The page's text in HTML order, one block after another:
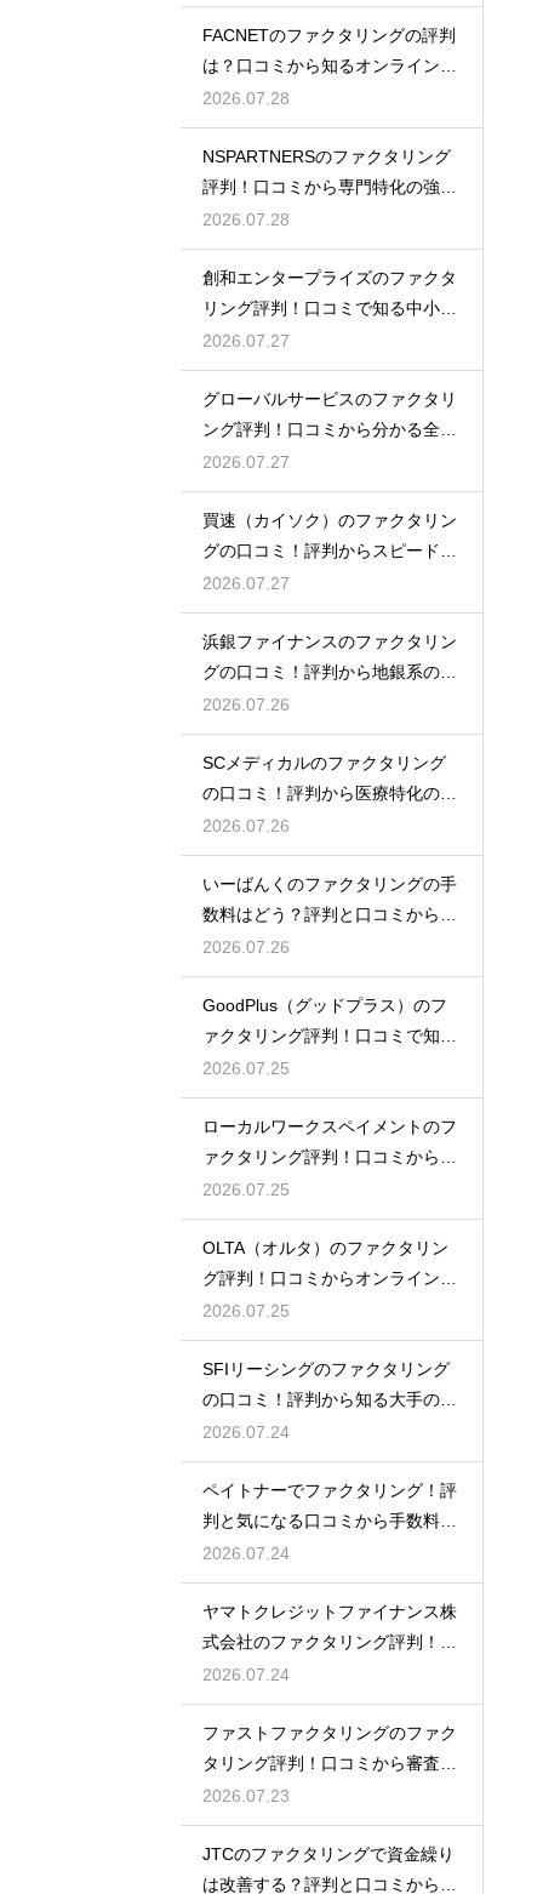
FACNETのファクタリングの評判
は？口コミから知るオンラインの
魅力
2026.07.28
NSPARTNERSのファクタリング
評判！口コミから専門特化の強み
を解説
2026.07.28
創和エンタープライズのファクタ
リング評判！口コミで知る中小企
業への支援
2026.07.27
グローバルサービスのファクタリ
ング評判！口コミから分かる全国
対応の強み
2026.07.27
買速（カイソク）のファクタリン
グの口コミ！評判からスピード入
金を大調査
2026.07.27
浜銀ファイナンスのファクタリン
グの口コミ！評判から地銀系の安
心感を分析
2026.07.26
SCメディカルのファクタリング
の口コミ！評判から医療特化の調
達力を解剖
2026.07.26
いーばんくのファクタリングの手
数料はどう？評判と口コミからコ
ストを解説
2026.07.26
GoodPlus（グッドプラス）のフ
ァクタリング評判！口コミで知る
魅力
2026.07.25
ローカルワークスペイメントのフ
ァクタリング評判！口コミから探
るメリット
2026.07.25
OLTA（オルタ）のファクタリン
グ評判！口コミからオンライン完
結を検証
2026.07.25
SFIリーシングのファクタリング
の口コミ！評判から知る大手の確
かな実績
2026.07.24
ペイトナーでファクタリング！評
判と気になる口コミから手数料の
真実を探る
2026.07.24
ヤマトクレジットファイナンス株
式会社のファクタリング評判！口
コミと実績
2026.07.24
ファストファクタリングのファク
タリング評判！口コミから審査の
裏側を分析
2026.07.23
JTCのファクタリングで資金繰り
は改善する？評判と口コミから事